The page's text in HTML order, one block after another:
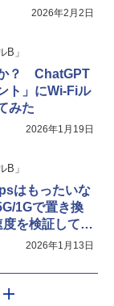
2026年2月2日
B」
？ ChatGPT
ト」にWi-Fiル
みた
2026年1月19日
B」
はもったいな
1Gで置き換
を検証してみ
2026年1月13日